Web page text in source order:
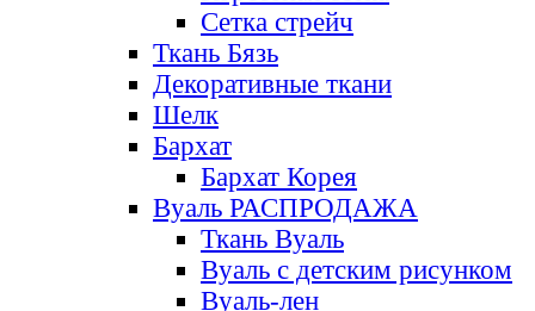
Сетка стрейч
Ткань Бязь
Декоративные ткани
Шелк
Бархат
Бархат Корея
Вуаль РАСПРОДАЖА
Ткань Вуаль
Вуаль с детским рисунком
Вуаль-лен